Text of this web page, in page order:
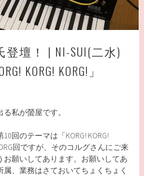
登壇！ | NI-SUI(二水)
KORG! KORG!」
私が螢屋です。
回のテーマは「KORG! KORG!
回ですが、そのコルグさんにご来
お願いしてあります。お願いしてあ
属、業務はさておいてちょくちょく